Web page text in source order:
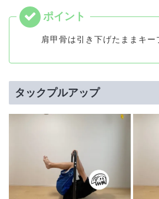
肩甲骨は引き下げたままキー
タックプルアップ